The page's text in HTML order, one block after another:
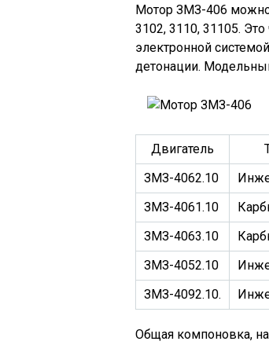
Мотор ЗМЗ-406 можно
3102, 3110, 31105.
электронной
детонации.
Двигатель
ЗМЗ-4062.10
ЗМЗ-4061.10
ЗМЗ-4063.10
ЗМЗ-4052.10
ЗМЗ-4092.10.
Общая компоновка,